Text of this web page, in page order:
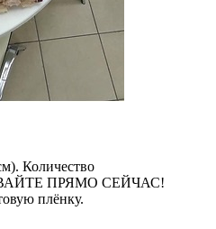
Количество
ПРЯМО СЕЙЧАС!
плёнку.